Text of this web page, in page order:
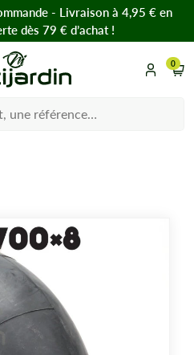
- Livraison à 4,95 € en
dès 79 € d’achat !
0